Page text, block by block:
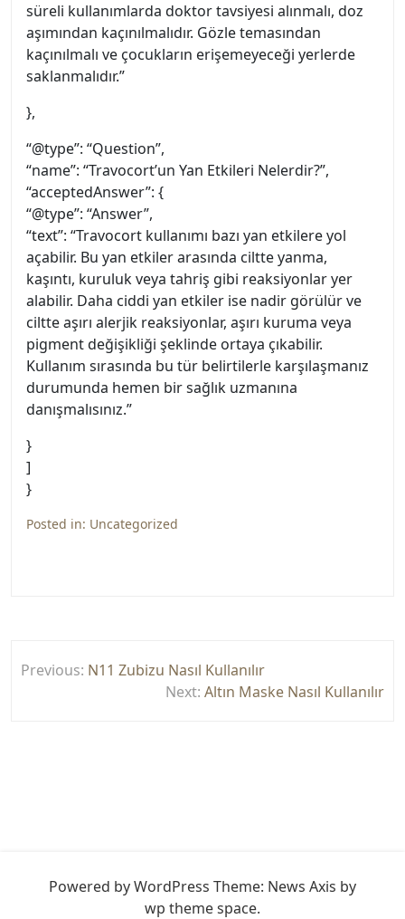
süreli kullanımlarda doktor tavsiyesi alınmalı, doz
aşımından kaçınılmalıdır. Gözle temasından
kaçınılmalı ve çocukların erişemeyeceği yerlerde
saklanmalıdır.”
},
“@type”: “Question”,
“name”: “Travocort’un Yan Etkileri Nelerdir?”,
“acceptedAnswer”: {
“@type”: “Answer”,
“text”: “Travocort kullanımı bazı yan etkilere yol
açabilir. Bu yan etkiler arasında ciltte yanma,
kaşıntı, kuruluk veya tahriş gibi reaksiyonlar yer
alabilir. Daha ciddi yan etkiler ise nadir görülür ve
ciltte aşırı alerjik reaksiyonlar, aşırı kuruma veya
pigment değişikliği şeklinde ortaya çıkabilir.
Kullanım sırasında bu tür belirtilerle karşılaşmanız
durumunda hemen bir sağlık uzmanına
danışmalısınız.”
}
]
}
Posted in: Uncategorized
gezinmesi
Previous: N11 Zubizu Nasıl Kullanılır
Next: Altın Maske Nasıl Kullanılır
Powered by WordPress Theme: News Axis by
wp theme space.